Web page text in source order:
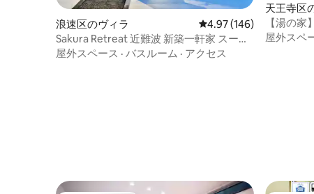
浪速区のヴィラ レビュー146件、5つ星
4.97 (146)
Sakura Retreat 近難波 新築一軒家 スーパ
ークリーン 4LDK 10名様 屋上バーベキュ
屋外スペース · バスルーム · アクセス
天王寺区
【湯の
一軒家|駅
屋外スペ